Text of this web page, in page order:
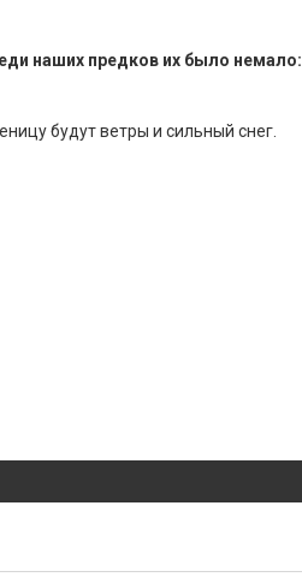
наших предков их было немало:
будут ветры и сильный снег.